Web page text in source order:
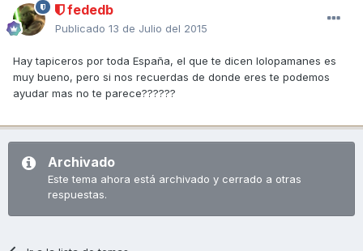
fededb
Publicado 13 de Julio del 2015
Hay tapiceros por toda España, el que te dicen lolopamanes es
muy bueno, pero si nos recuerdas de donde eres te podemos
ayudar mas no te parece??????
Archivado
Este tema ahora está archivado y cerrado a otras
respuestas.